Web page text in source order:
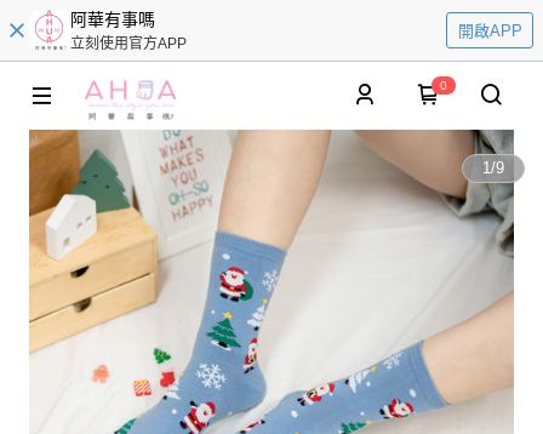
阿華有事嗎
立刻使用官方APP
開啟APP
0
1/9